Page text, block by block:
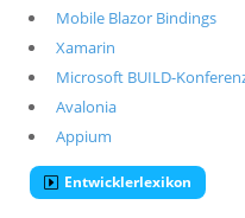
Mobile Blazor Bindings
Xamarin
Microsoft BUILD-
Avalonia
Appium
Entwicklerlexikon